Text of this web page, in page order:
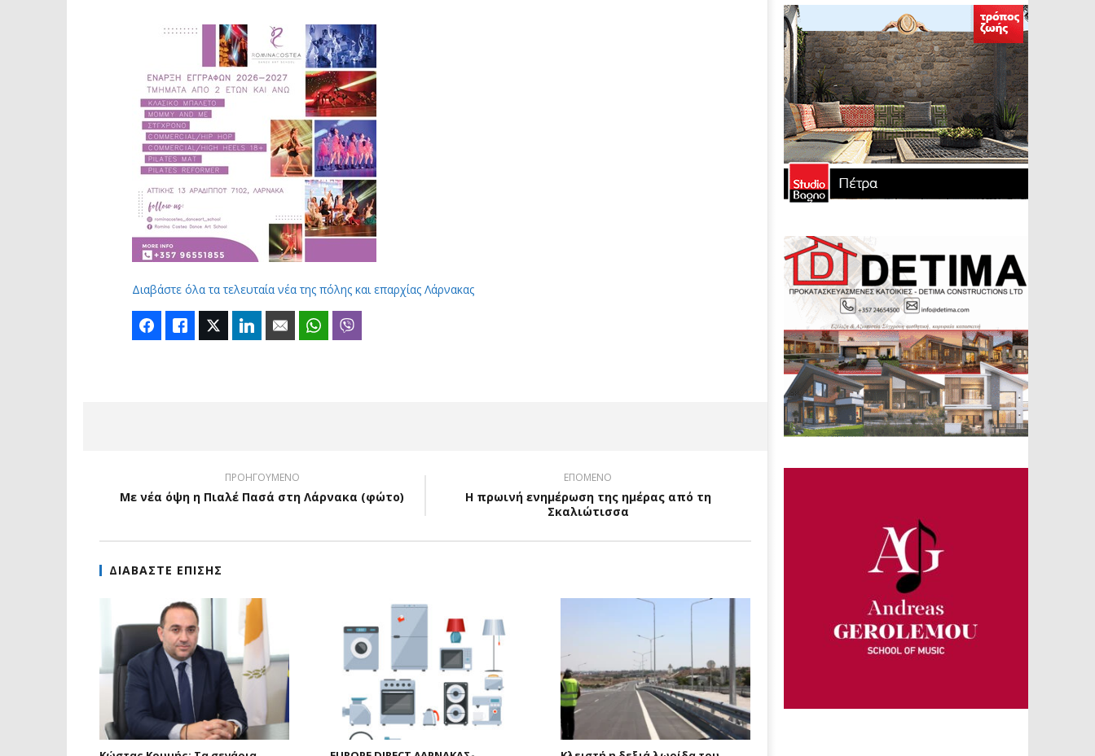
Διαβάστε όλα τα τελευταία νέα της πόλης και επαρχίας Λάρνακας
FacebookLike Twitter LinkedIn Email WhatsApp
ΠΡΟΗΓΟΥΜΕΝΟ
Με νέα όψη η Πιαλέ Πασά στη Λάρνακα (φώτο)
ΕΠΟΜΕΝΟ
Η πρωινή ενημέρωση της ημέρας από τη
Σκαλιώτισσα
ΔΙΑΒΑΣΤΕ ΕΠΙΣΗΣ